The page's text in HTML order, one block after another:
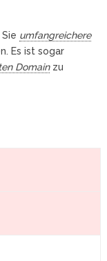
umfangreichere
Es ist sogar
Domainzu